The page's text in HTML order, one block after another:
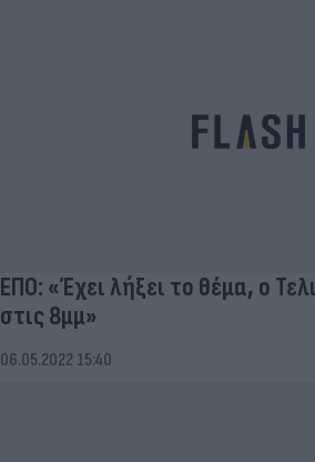
ΕΠΟ: «Έχει λήξει το θέμα, ο
στις 8μμ»
06.05.2022 15:40